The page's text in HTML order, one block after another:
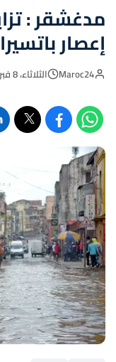
مدغشقر :
إعصار
Maroc24 الثلاثاء، 8 فبراير 2022 - 17:21